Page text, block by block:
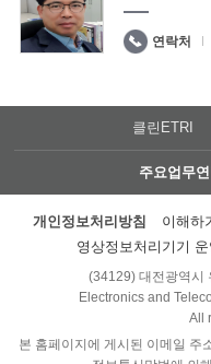
연락처
클린ETRI
주요업무연
개인정보처리방침 이해하
영상정보처리기기
(34129) 대전광역시
Electronics and
All
본 홈페이지에 게시된 이메일 주